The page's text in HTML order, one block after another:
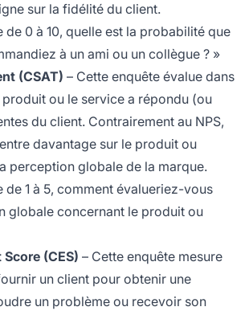
sur la fidélité du client.
de 0 à 10, quelle est la probabilité que
à un ami ou un collègue ? »
(CSAT) – Cette enquête évalue dans
ou le service a répondu (ou
du client. Contrairement au NPS,
davantage sur le produit ou
perception globale de la marque.
de 1 à 5, comment évalueriez-vous
globale concernant le produit ou
(CES) – Cette enquête mesure
un client pour obtenir une
un problème ou recevoir son